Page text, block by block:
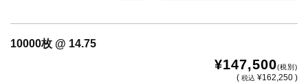
10000枚 @ 14.75
¥147,500(税別)
(税込 ¥162,250 )